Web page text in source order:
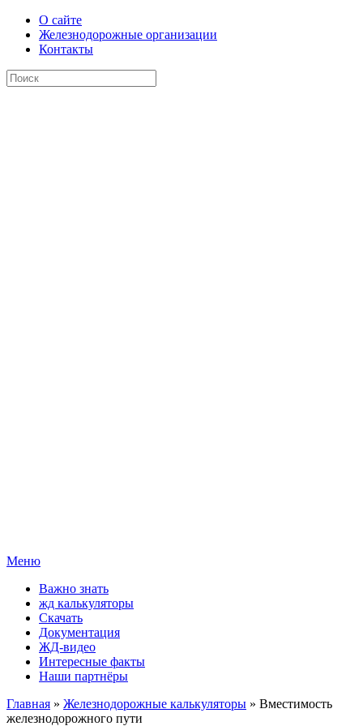
О сайте
Железнодорожные организации
Контакты
Меню
Важно знать
жд калькуляторы
Скачать
Документация
ЖД-видео
Интересные факты
Наши партнёры
Главная » Железнодорожные калькуляторы » Вместимость
железнодорожного пути